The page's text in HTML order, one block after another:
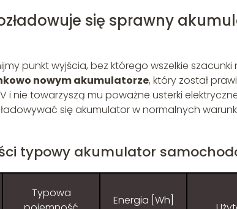
się sprawny
punkt wyjścia, bez którego wszelkie
nowym akumulatorze, który został
i nie towarzyszą mu poważne usterki
się akumulator w normalnych
typowy akumulator
Typowa
Energia [Wh]